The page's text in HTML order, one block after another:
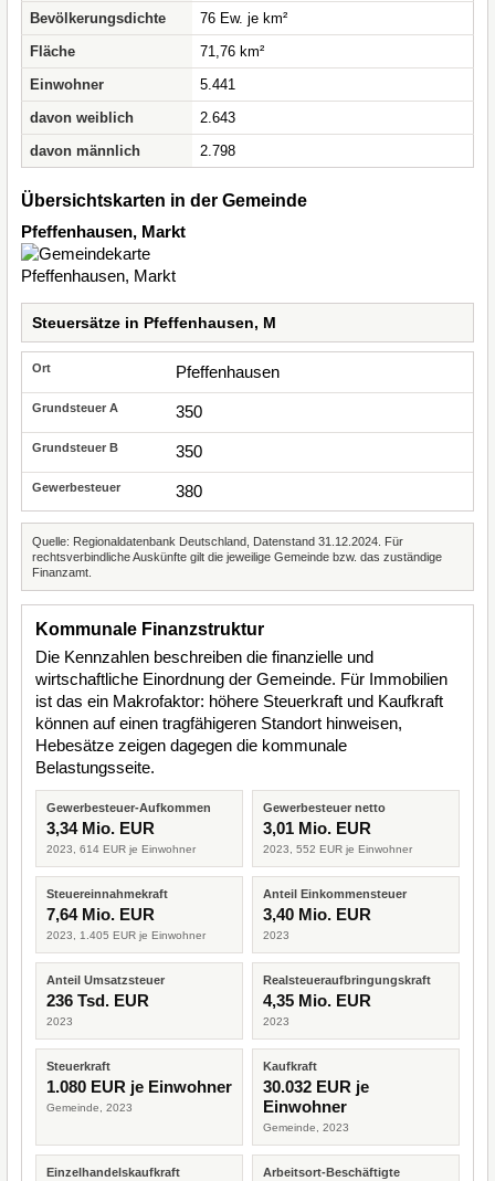
Bevölkerungsdichte
76 Ew. je km²
Fläche
71,76 km²
Einwohner
5.441
davon weiblich
2.643
davon männlich
2.798
Übersichtskarten in der Gemeinde
Pfeffenhausen, Markt
Steuersätze in Pfeffenhausen, M
Pfeffenhausen
350
350
380
Quelle: Regionaldatenbank Deutschland, Datenstand 31.12.2024. Für
rechtsverbindliche Auskünfte gilt die jeweilige Gemeinde bzw. das zuständige
Finanzamt.
Kommunale Finanzstruktur
Die Kennzahlen beschreiben die finanzielle und
wirtschaftliche Einordnung der Gemeinde. Für Immobilien
ist das ein Makrofaktor: höhere Steuerkraft und Kaufkraft
können auf einen tragfähigeren Standort hinweisen,
Hebesätze zeigen dagegen die kommunale
Belastungsseite.
Gewerbesteuer-Aufkommen
3,34 Mio. EUR
2023, 614 EUR je Einwohner
Gewerbesteuer netto
3,01 Mio. EUR
2023, 552 EUR je Einwohner
Steuereinnahmekraft
7,64 Mio. EUR
2023, 1.405 EUR je Einwohner
Anteil Einkommensteuer
3,40 Mio. EUR
2023
Anteil Umsatzsteuer
236 Tsd. EUR
2023
Realsteueraufbringungskraft
4,35 Mio. EUR
2023
Steuerkraft
1.080 EUR je Einwohner
Gemeinde, 2023
Kaufkraft
30.032 EUR je
Einwohner
Gemeinde, 2023
Einzelhandelskaufkraft Arbeitsort-Beschäftigte